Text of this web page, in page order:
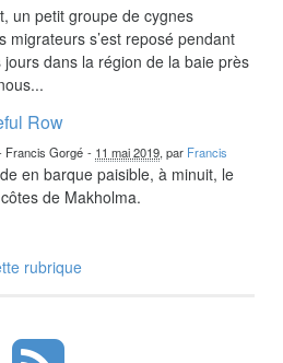
un petit groupe de cygnes
migrateurs s’est reposé pendant
jours dans la région de la baie près
Row
Francis Gorgé - 11 mai 2019, par Francis
en barque paisible, à minuit, le
de Makholma.
rubrique